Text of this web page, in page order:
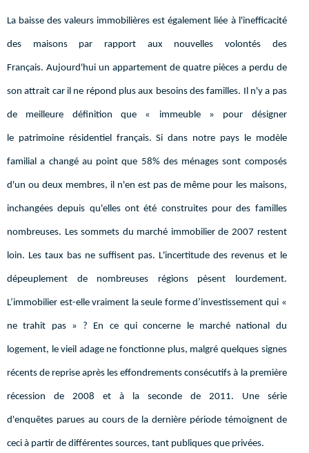
La baisse des valeurs immobilières est également liée à l'inefficacité
des maisons par rapport aux nouvelles volontés des
Français. Aujourd'hui un appartement de quatre pièces a perdu de
son attrait car il ne répond plus aux besoins des familles. Il n'y a pas
de meilleure définition que « immeuble » pour désigner
le patrimoine résidentiel français. Si dans notre pays le modèle
familial a changé au point que 58% des ménages sont composés
d'un ou deux membres, il n'en est pas de même pour les maisons,
inchangées depuis qu'elles ont été construites pour des familles
nombreuses. Les sommets du marché immobilier de 2007 restent
loin. Les taux bas ne suffisent pas. L'incertitude des revenus et le
dépeuplement de nombreuses régions pèsent lourdement.
L’immobilier est-elle vraiment la seule forme d’investissement qui «
ne trahit pas » ? En ce qui concerne le marché national du
logement, le vieil adage ne fonctionne plus, malgré quelques signes
récents de reprise après les effondrements consécutifs à la première
récession de 2008 et à la seconde de 2011. Une série
d'enquêtes parues au cours de la dernière période témoignent de
ceci à partir de différentes sources, tant publiques que privées.